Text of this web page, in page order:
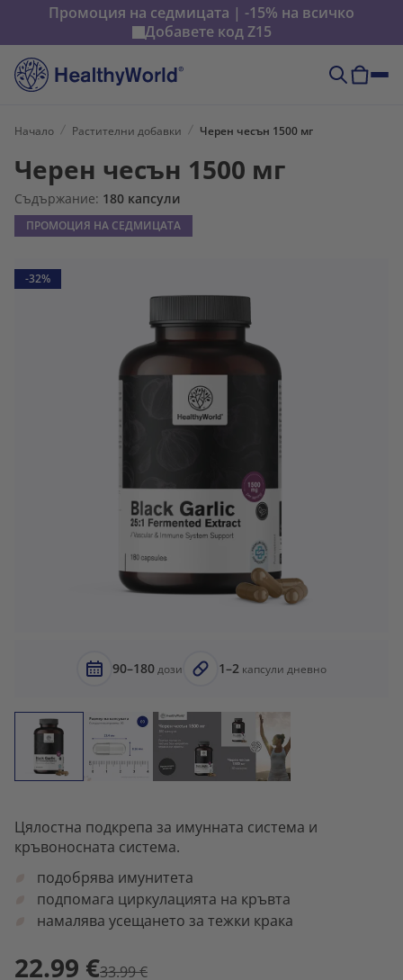
Промоция на седмицата | -15% на всичко
Добавете кодZ15
Начало Растителни добавки Черен чесън 1500 мг
Черен чесън 1500 мг
Съдържание: 180 капсули
ПРОМОЦИЯ НА СЕДМИЦАТА
-32%
90–180дози 1–2 капсули дневно
Цялостна подкрепа за имунната система и
кръвоносната система.
подобрява имунитета
подпомага циркулацията на кръвта
намалява усещането за тежки крака
22.99 €33.99 €